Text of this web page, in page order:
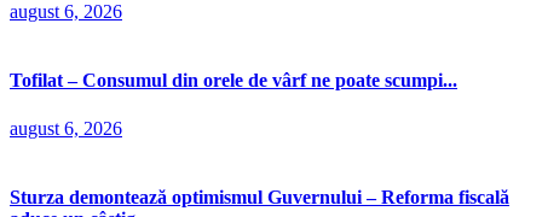
august 6, 2026
Tofilat – Consumul din orele de vârf ne poate scumpi...
august 6, 2026
Sturza demontează optimismul Guvernului – Reforma fiscală